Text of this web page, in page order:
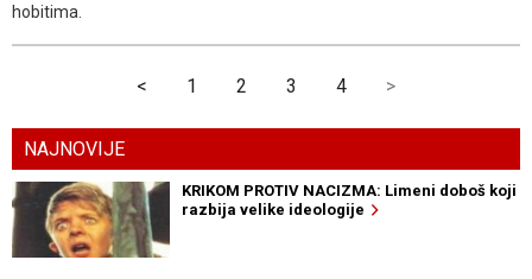
hobitima.
< 1 2 3 4 >
NAJNOVIJE
KRIKOM PROTIV NACIZMA: Limeni doboš koji
razbija velike ideologije